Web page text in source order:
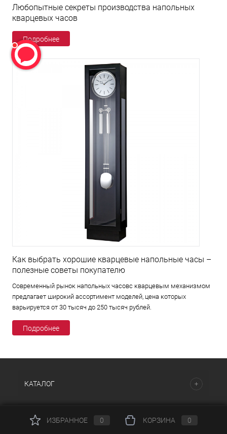
Любопытные секреты производства напольных
кварцевых часов
Подробнее
Как выбрать хорошие кварцевые напольные часы –
полезные советы покупателю
Современный рынок напольных часовс кварцевым механизмом
предлагает широкий ассортимент моделей, цена которых
варьируется от 30 тысяч до 250 тысяч рублей.
Подробнее
КАТАЛОГ
НАШИ ПРЕДЛОЖЕНИЯ
ИЗБРАННОЕ 0 КОРЗИНА 0